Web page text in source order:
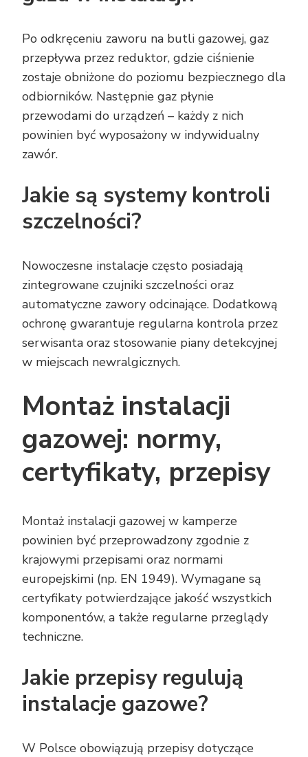
Po odkręceniu zaworu na butli gazowej, gaz
przepływa przez reduktor, gdzie ciśnienie
zostaje obniżone do poziomu bezpiecznego dla
odbiorników. Następnie gaz płynie
przewodami do urządzeń – każdy z nich
powinien być wyposażony w indywidualny
zawór.
Jakie są systemy kontroli
szczelności?
Nowoczesne instalacje często posiadają
zintegrowane czujniki szczelności oraz
automatyczne zawory odcinające. Dodatkową
ochronę gwarantuje regularna kontrola przez
serwisanta oraz stosowanie piany detekcyjnej
w miejscach newralgicznych.
Montaż instalacji
gazowej: normy,
certyfikaty, przepisy
Montaż instalacji gazowej w kamperze
powinien być przeprowadzony zgodnie z
krajowymi przepisami oraz normami
europejskimi (np. EN 1949). Wymagane są
certyfikaty potwierdzające jakość wszystkich
komponentów, a także regularne przeglądy
techniczne.
Jakie przepisy regulują
instalacje gazowe?
W Polsce obowiązują przepisy dotyczące